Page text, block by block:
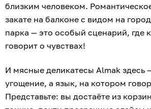
близким человеком.
закате на балконе с видом на
парка — это особый сценарий, где
говорит о чувствах!
И мясные деликатесы Almak здесь
угощение, а язык, на котором
Представьте: вы достаёте из